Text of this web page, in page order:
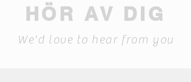
HÖR AV DIG
We'd love to hear from you